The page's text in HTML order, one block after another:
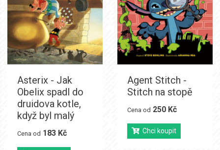
Asterix - Jak
Obelix spadl do
druidova kotle,
když byl malý
Cena od 183 Kč
Agent Stitch -
Stitch na stopě
Cena od 250 Kč
Chci koupit